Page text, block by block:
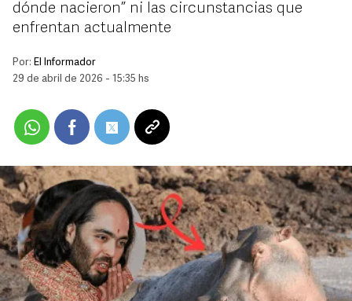
dónde nacieron” ni las circunstancias que
enfrentan actualmente
Por: El Informador
29 de abril de 2026 - 15:35 hs